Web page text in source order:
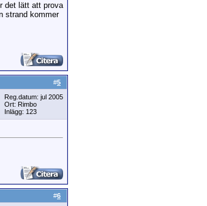
det lätt att prova
strand kommer
#5
Reg.datum: jul 2005
Ort: Rimbo
Inlägg: 123
#6